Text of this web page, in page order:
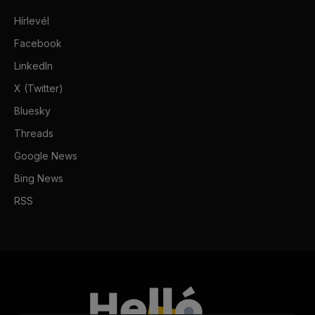
Hírlevél
Facebook
LinkedIn
X (Twitter)
Bluesky
Threads
Google News
Bing News
RSS